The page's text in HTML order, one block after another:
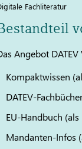
Fachliteratur
Angebot
Kompaktwissen
DATEV-
EU-Handbuch
Mandanten-Infos